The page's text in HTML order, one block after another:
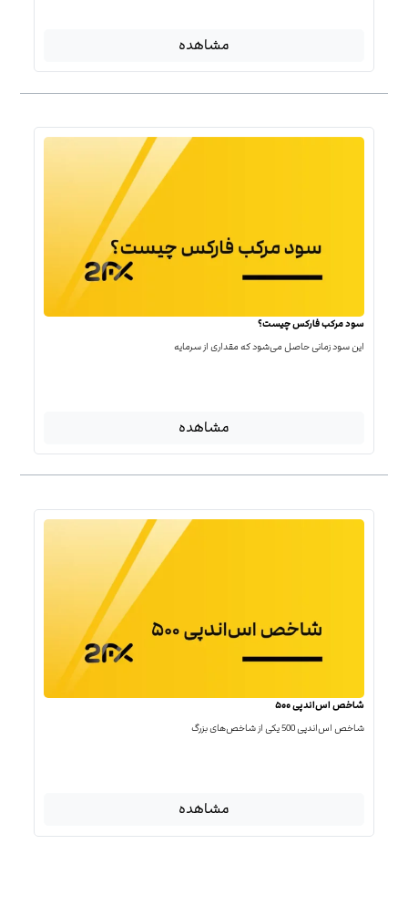
مشاهده
سود مرکب فارکس چیست؟
این سود زمانی حاصل می‌شود که مقداری از سرمایه
مشاهده
شاخص اس‌اندپی ۵۰۰
شاخص اس‌اند‌پی 500 یکی از شاخص‌های بزرگ
مشاهده